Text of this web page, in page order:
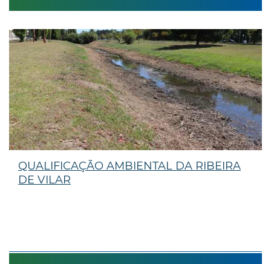
QUALIFICAÇÃO AMBIENTAL DA RIBEIRA
DE VILAR